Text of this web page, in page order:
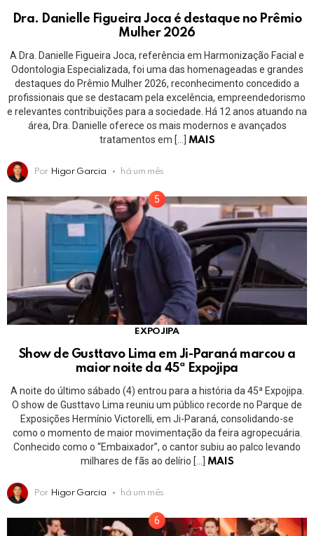
Dra. Danielle Figueira Joca é destaque no Prêmio
Mulher 2026
A Dra. Danielle Figueira Joca, referência em Harmonização Facial e
Odontologia Especializada, foi uma das homenageadas e grandes
destaques do Prêmio Mulher 2026, reconhecimento concedido a
profissionais que se destacam pela excelência, empreendedorismo
e relevantes contribuições para a sociedade. Há 12 anos atuando na
área, Dra. Danielle oferece os mais modernos e avançados
tratamentos em […] MAIS
Por Higor Garcia há um mês
EXPOJIPA
Show de Gusttavo Lima em Ji-Paraná marcou a
maior noite da 45ª Expojipa
A noite do último sábado (4) entrou para a história da 45ª Expojipa.
O show de Gusttavo Lima reuniu um público recorde no Parque de
Exposições Hermínio Victorelli, em Ji-Paraná, consolidando-se
como o momento de maior movimentação da feira agropecuária.
Conhecido como o “Embaixador”, o cantor subiu ao palco levando
milhares de fãs ao delírio […]
MAIS
Por Higor Garcia há um mês